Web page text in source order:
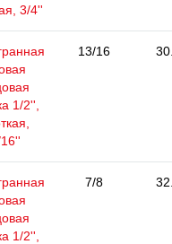
3/4''
1/2'',
13/16
1/2'',
7/8